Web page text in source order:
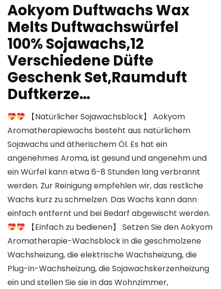
Aokyom Duftwachs Wax
Melts Duftwachswürfel
100% Sojawachs,12
Verschiedene Düfte
Geschenk Set,Raumduft
Duftkerze…
【Natürlicher Sojawachsblock】 Aokyom
Aromatherapiewachs besteht aus natürlichem
Sojawachs und ätherischem Öl. Es hat ein
angenehmes Aroma, ist gesund und angenehm und
ein Würfel kann etwa 6-8 Stunden lang verbrannt
werden. Zur Reinigung empfehlen wir, das restliche
Wachs kurz zu schmelzen. Das Wachs kann dann
einfach entfernt und bei Bedarf abgewischt werden.
【Einfach zu bedienen】 Setzen Sie den Aokyom
Aromatherapie-Wachsblock in die geschmolzene
Wachsheizung, die elektrische Wachsheizung, die
Plug-in-Wachsheizung, die Sojawachskerzenheizung
ein und stellen Sie sie in das Wohnzimmer,